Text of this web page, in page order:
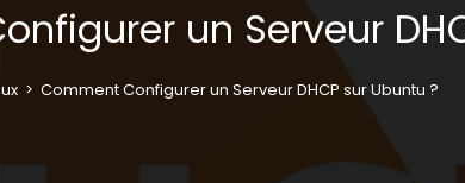
un Serveur
> Comment Configurer un Serveur DHCP sur Ubuntu ?